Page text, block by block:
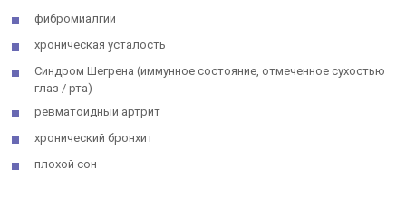
фибромиалгии
хроническая усталость
Синдром Шегрена (иммунное состояние, отмеченное сухостью
глаз / рта)
ревматоидный артрит
хронический бронхит
плохой сон